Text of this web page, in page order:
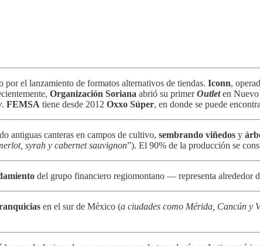
por el lanzamiento de formatos alternativos de tiendas. Iconn,
Organización Soriana abrió su primerOutleten Nuevo
. FEMSA tiene desde 2012 Oxxo Súper, en donde se puede
antiguas canteras en campos de cultivo, sembrando viñedos y
syrah y cabernet sauvignon”). El 90% de la producción se
del grupo financiero regiomontano — representa alrededor
en el sur de México (a ciudades como Mérida, Cancún y